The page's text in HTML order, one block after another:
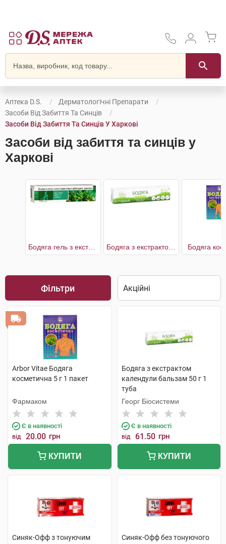
Аптека D.S.
Дерматологічні Препарати
Засоби Від Забиття Та Синців
Засоби Від Забиття Та Синців У Харкові
Засоби від забиття та синців у
Харкові
Бодяга гель з екстрактами цілющих рослин Бодяга
Фільтри
Arbor Vitae Бодяга
косметична 5 г 1 пакет
Фармаком
Є в наявності
від 20.00 грн
КУПИТИ
Бодяга з екстрактом
календули бальзам 50 г 1
туба
Георг Біосистеми
Є в наявності
від 61.50 грн
КУПИТИ
Синяк-Офф з тонуючим
Синяк-Офф без тонуючого